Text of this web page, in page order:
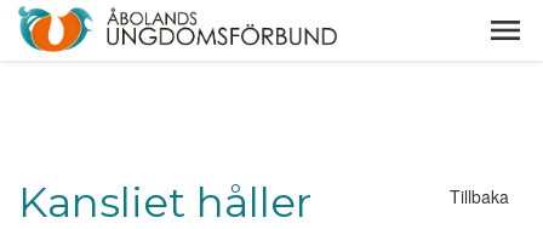
Tillbaka
Kansliet håller